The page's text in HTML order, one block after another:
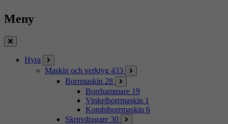
Meny
Stäng
Hyra
Maskin och verktyg 433
Borrmaskin 28
Borrhammare 19
Vinkelborrmaskin 1
Kombiborrmaskin 6
Skruvdragare 30